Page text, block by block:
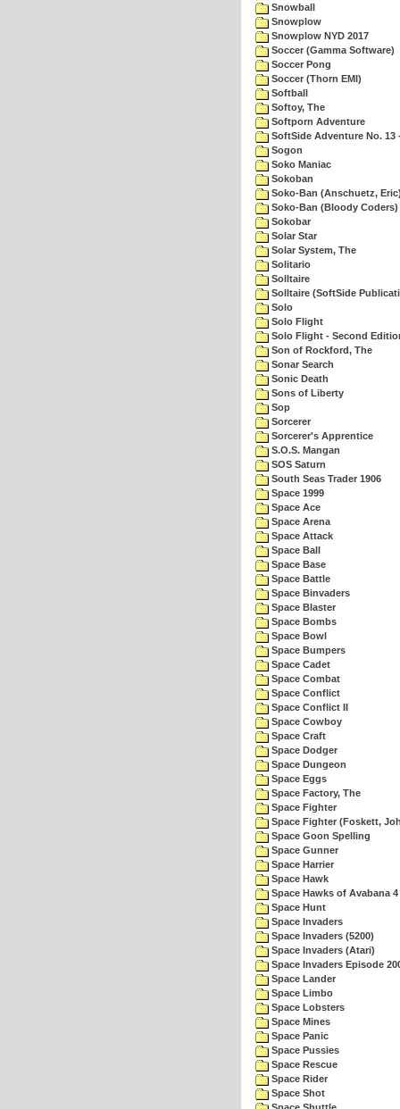
Snowball
Snowplow
Snowplow NYD 2017
Soccer (Gamma Software)
Soccer Pong
Soccer (Thorn EMI)
Softball
Softoy, The
Softporn Adventure
SoftSide Adventure No. 13
Sogon
Soko Maniac
Sokoban
Soko-Ban (Anschuetz,
Soko-Ban (Bloody Coders)
Sokobar
Solar Star
Solar System, The
Solitario
Solltaire
Solltaire (SoftSide
Solo
Solo Flight
Solo Flight - Second
Son of Rockford, The
Sonar Search
Sonic Death
Sons of Liberty
Sop
Sorcerer
Sorcerer's Apprentice
S.O.S. Mangan
SOS Saturn
South Seas Trader 1906
Space 1999
Space Ace
Space Arena
Space Attack
Space Ball
Space Base
Space Battle
Space Binvaders
Space Blaster
Space Bombs
Space Bowl
Space Bumpers
Space Cadet
Space Combat
Space Conflict
Space Conflict II
Space Cowboy
Space Craft
Space Dodger
Space Dungeon
Space Eggs
Space Factory, The
Space Fighter
Space Fighter (Foskett,
Space Goon Spelling
Space Gunner
Space Harrier
Space Hawk
Space Hawks of Avabana 4
Space Hunt
Space Invaders
Space Invaders (5200)
Space Invaders (Atari)
Space Invaders Episode
Space Lander
Space Limbo
Space Lobsters
Space Mines
Space Panic
Space Pussies
Space Rescue
Space Rider
Space Shot